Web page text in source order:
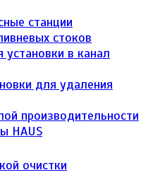
станции
стоков
в канал
для удаления
производительности
HAUS
очистки